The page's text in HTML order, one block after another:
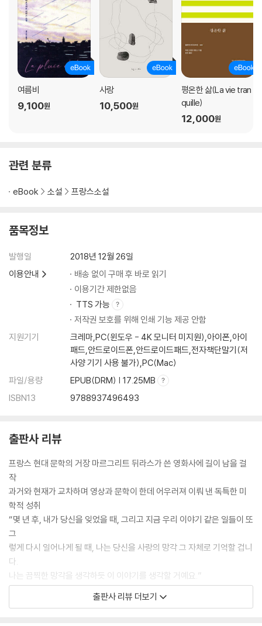
여름비
9,100원
사랑
10,500원
평온한 삶(La vie tran
quille)
12,000원
관련 분류
eBook 소설 프랑스소설
품목정보
발행일
2018년 12월 26일
이용안내
배송 없이 구매 후 바로 읽기
이용기간 제한없음
TTS 가능
저작권 보호를 위해 인쇄 기능 제공 안함
지원기기
크레마,PC(윈도우 - 4K 모니터 미지원),아이폰,아이
패드,안드로이드폰,안드로이드패드,전자책단말기(저
사양 기기 사용 불가),PC(Mac)
파일/용량
EPUB(DRM) | 17.25MB
ISBN13
9788937496493
출판사 리뷰
프랑스 현대 문학의 거장 마르그리트 뒤라스가 쓴 영화사에 길이 남을 걸
작
과거와 현재가 교차하며 영상과 문학이 한데 어우러져 이뤄 낸 독특한 미
학적 성취
“몇 년 후, 내가 당신을 잊었을 때, 그리고 지금 우리 이야기 같은 일들이 또
그
렇게 다시 일어나게 될 때, 나는 당신을 사랑의 망각 그 자체로 기억할 겁니
다.
나는 끔찍한 망각을 생각하듯 이 이야기를 생각할 거예요.”
한 프랑스 여성이 원자 폭탄이 떨어진 도시 히로시마에 영화를 촬영하러
출판사 리뷰 더보기